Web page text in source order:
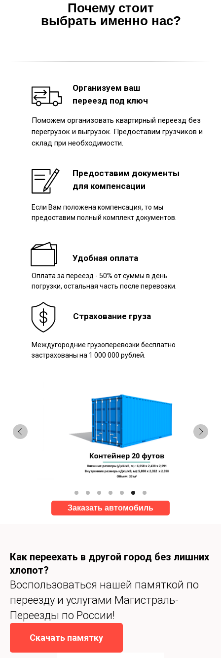
Почему стоит
выбрать именно нас?
Организуем ваш
переезд под ключ
Предоставим документы
для компенсации
Страхование груза
Удобная оплата
Поможем организовать квартирный переезд без
перегрузок и выгрузок. Предоставим грузчиков и
склад при необходимости.
Если Вам положена компенсация, то мы
предоставим полный комплект документов.
Междугородние грузоперевозки бесплатно
застрахованы на 1 000 000 рублей.
Оплата за переезд - 50% от суммы в день
погрузки, остальная часть после перевозки.
Заказать автомобиль
Наш
Как переехать в другой город без лишних
хлопот?
Воспользоваться нашей памяткой по
переезду и услугами Магистраль-
Переезды по России!
Скачать памятку